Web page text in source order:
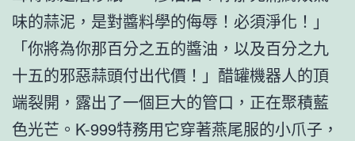
味的蒜泥，是對醬料學的侮辱！必須淨化！」
「你將為你那百分之五的醬油，以及百分之九
十五的邪惡蒜頭付出代價！」醋罐機器人的頂
端裂開，露出了一個巨大的管口，正在聚積藍
色光芒。K-999特務用它穿著燕尾服的小爪子，